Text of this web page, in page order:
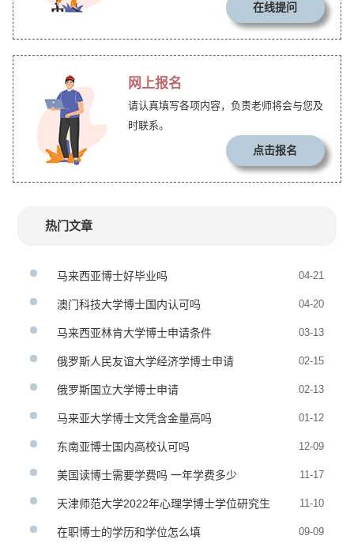
在线提问
网上报名
请认真填写各项内容，负责老师将会与您及
时联系。
点击报名
热门文章
马来西亚博士好毕业吗 04-21
澳门科技大学博士国内认可吗 04-20
马来西亚林肯大学博士申请条件 03-13
俄罗斯人民友谊大学经济学博士申请 02-15
俄罗斯国立大学博士申请 02-13
马来亚大学博士文凭含金量高吗 01-12
东南亚博士国内高校认可吗 12-09
美国读博士需要学费吗 一年学费多少 11-17
天津师范大学2022年心理学博士学位研究生
招生简章
11-10
在职博士的学历和学位怎么填 09-09